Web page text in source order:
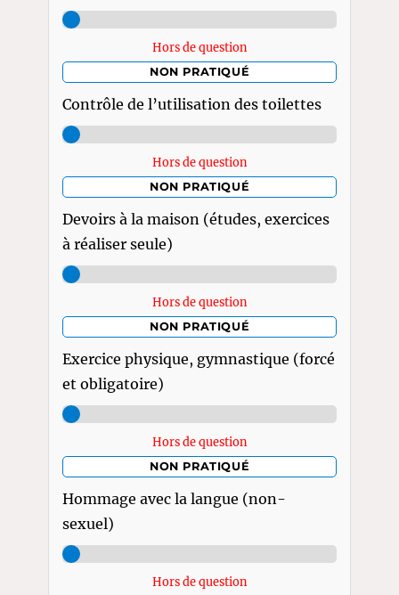
Hors de question
NON PRATIQUÉ
Contrôle de l’utilisation des toilettes
Hors de question
NON PRATIQUÉ
Devoirs à la maison (études, exercices
à réaliser seule)
Hors de question
NON PRATIQUÉ
Exercice physique, gymnastique (forcé
et obligatoire)
Hors de question
NON PRATIQUÉ
Hommage avec la langue (non-
sexuel)
Hors de question